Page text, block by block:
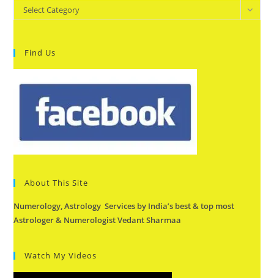
Categories
Select Category
Find Us
About This Site
Numerology, Astrology Services by India’s best & top most
Astrologer & Numerologist Vedant Sharmaa
Watch My Videos